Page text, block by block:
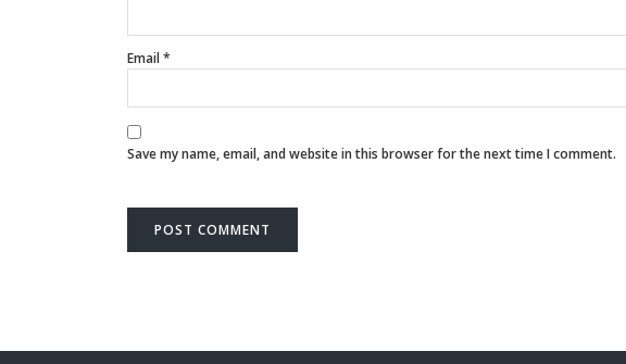
Email*
Save my name, email, and website in this browser for the next time I comment.